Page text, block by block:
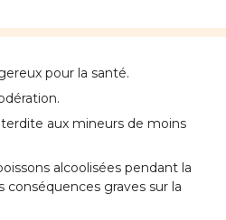
pour la santé.
aux mineurs de moins
alcoolisées pendant la
conséquences graves sur la